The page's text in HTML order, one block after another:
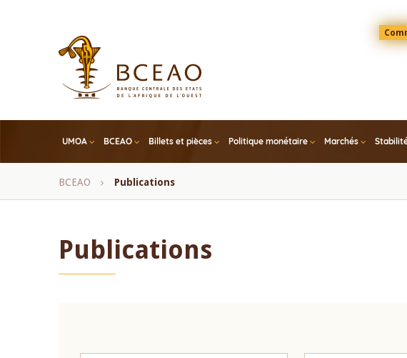
Menu
Top
UMOA BCEAO Billets et pièces Politique monétaire Marchés
Fil
BCEAO Publications
Publications